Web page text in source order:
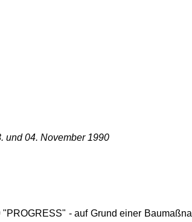
und 04. November 1990
- auf Grund einer